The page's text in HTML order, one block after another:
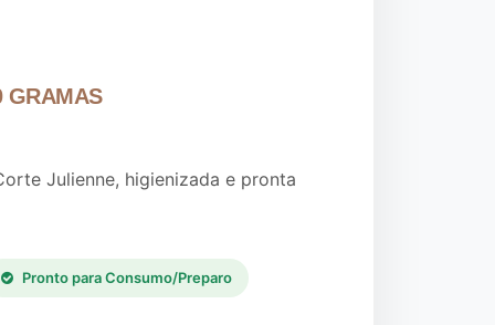
GRAMAS
Julienne, higienizada e pronta
Pronto para Consumo/Preparo